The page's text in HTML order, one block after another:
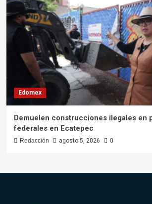
Edomex
Demuelen construcciones ilegales en
federales en Ecatepec
Redacción agosto 5, 2026 0